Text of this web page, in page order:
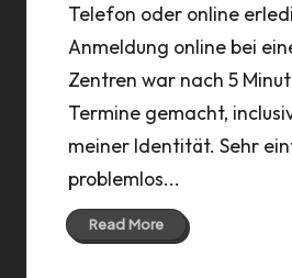
Telefon oder online
Anmeldung online bei
Zentren war nach 5
Termine gemacht,
meiner Identität. Sehr
problemlos...
Read More